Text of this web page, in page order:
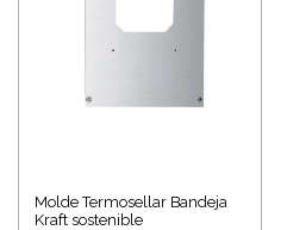
Molde Termosellar Bandeja
Kraft sostenible